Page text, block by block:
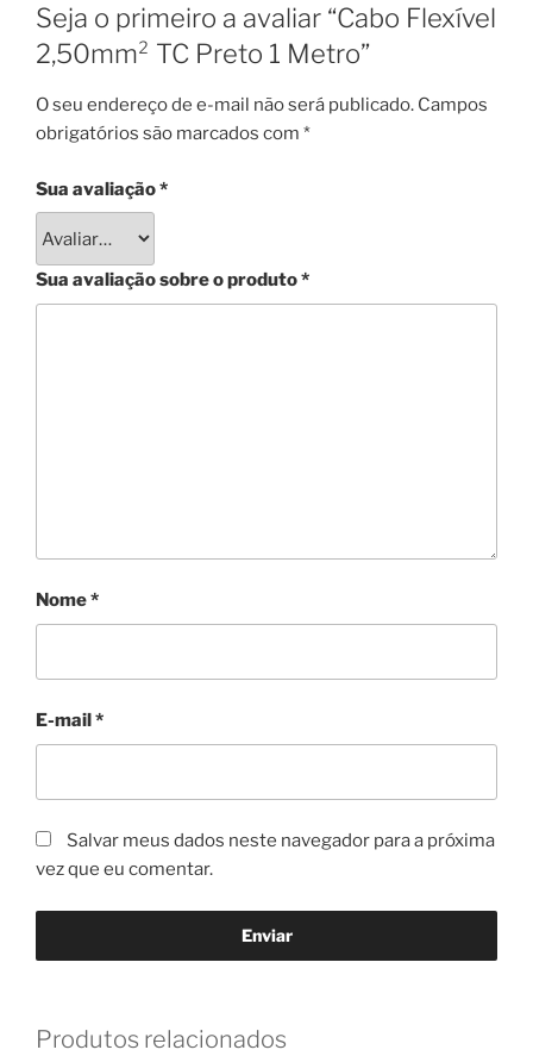
Seja o primeiro a avaliar “Cabo Flexível
2,50mm² TC Preto 1 Metro”
O seu endereço de e-mail não será publicado. Campos
obrigatórios são marcados com *
Sua avaliação*
Sua avaliação sobre o produto*
Nome*
E-mail*
Salvar meus dados neste navegador para a próxima
vez que eu comentar.
Produtos relacionados